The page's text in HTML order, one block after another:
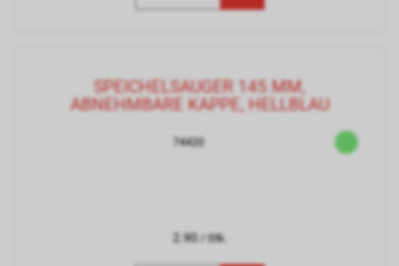
SPEICHELSAUGER 145 MM,
ABNEHMBARE KAPPE, HELLBLAU
74420
2.90/ Stk.